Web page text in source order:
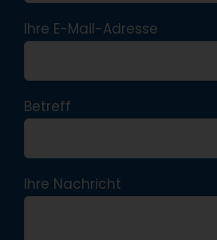
Ihre E-Mail-Adresse
Betreff
Ihre Nachricht